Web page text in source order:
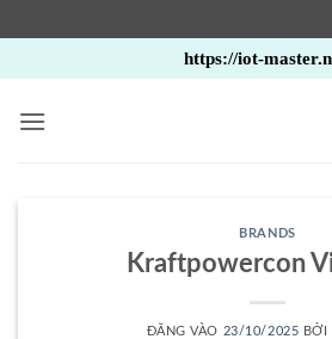
qua
nội
https://iot-
BRANDS
Kraftpowercon
ĐĂNG VÀO 23/10/2025 BỞI